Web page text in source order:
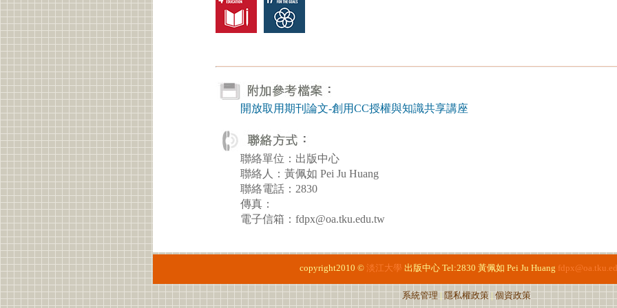
開放取用期刊論文-創用CC授權與知識共享講座
聯絡單位：出版中心
聯絡人：黃佩如 Pei Ju Huang
聯絡電話：2830
傳真：
電子信箱：fdpx@oa.tku.edu.tw
copyright2010 © 淡江大學 出版中心 Tel:2830 黃佩如 Pei Ju Huang
系統管理 隱私權政策 個資政策